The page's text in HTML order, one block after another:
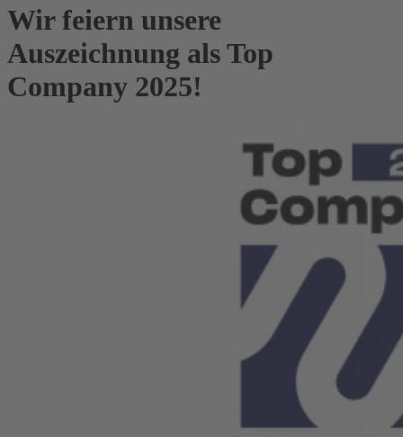
Wir feiern unsere
Auszeichnung als Top
Company 2025!